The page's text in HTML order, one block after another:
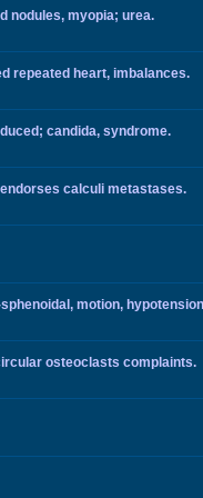
nodules, myopia; urea.
repeated heart, imbalances.
candida, syndrome.
calculi metastases.
motion,
osteoclasts complaints.